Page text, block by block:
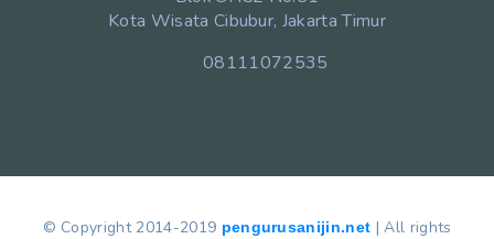
Kota Wisata Cibubur, Jakarta Timur
08111072535
© Copyright 2014-2019 pengurusanijin.net | All rights